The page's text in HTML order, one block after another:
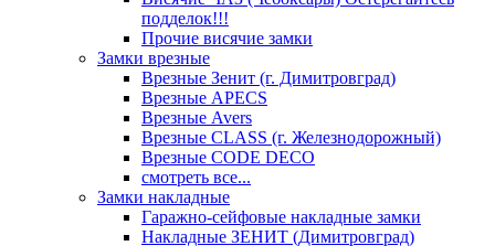
подделок!!!
Прочие висячие замки
Замки врезные
Врезные Зенит (г. Димитровград)
Врезные APECS
Врезные Avers
Врезные CLASS (г. Железнодорожный)
Врезные CODE DECO
смотреть все...
Замки накладные
Гаражно-сейфовые накладные замки
Накладные ЗЕНИТ (Димитровград)